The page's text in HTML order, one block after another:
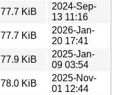
77.7 KiB
2024-Sep-
13 11:16
77.7 KiB
2026-Jan-
20 17:41
77.9 KiB
2025-Jan-
09 03:54
78.0 KiB
2025-Nov-
01 12:44